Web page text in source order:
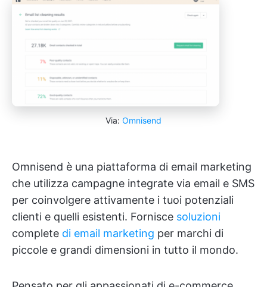
Via: Omnisend
Omnisend è una piattaforma di email marketing
che utilizza campagne integrate via email e SMS
per coinvolgere attivamente i tuoi potenziali
clienti e quelli esistenti. Fornisce soluzioni
complete di email marketing per marchi di
piccole e grandi dimensioni in tutto il mondo.